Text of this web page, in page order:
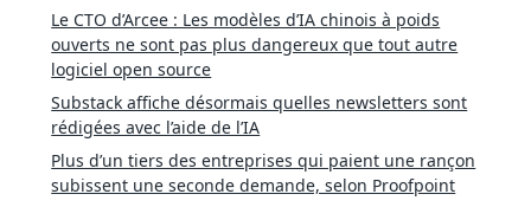
Le CTO d’Arcee : Les modèles d’IA chinois à poids
ouverts ne sont pas plus dangereux que tout autre
logiciel open source
Substack affiche désormais quelles newsletters sont
rédigées avec l’aide de l’IA
Plus d’un tiers des entreprises qui paient une rançon
subissent une seconde demande, selon Proofpoint